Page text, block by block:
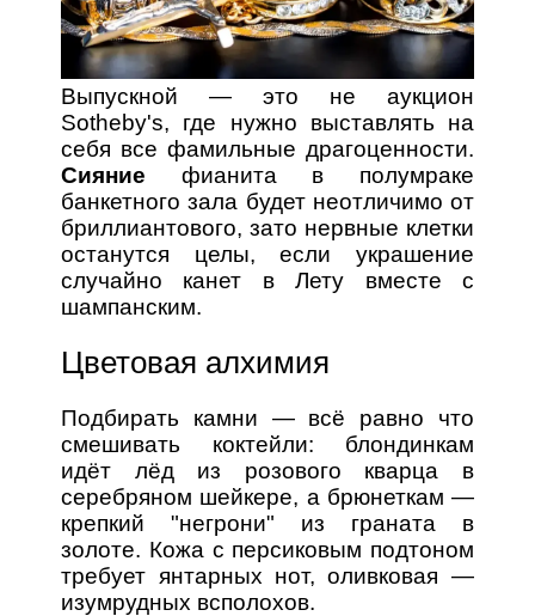
Выпускной — это не аукцион
Sotheby's, где нужно выставлять на
себя все фамильные драгоценности.
Сияние фианита в полумраке
банкетного зала будет неотличимо от
бриллиантового, зато нервные клетки
останутся целы, если украшение
случайно канет в Лету вместе с
шампанским.
Цветовая алхимия
Подбирать камни — всё равно что
смешивать коктейли: блондинкам
идёт лёд из розового кварца в
серебряном шейкере, а брюнеткам —
крепкий "негрони" из граната в
золоте. Кожа с персиковым подтоном
требует янтарных нот, оливковая —
изумрудных всполохов.